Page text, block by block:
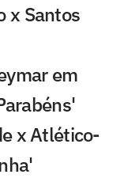
x Santos
em
x Atlético-